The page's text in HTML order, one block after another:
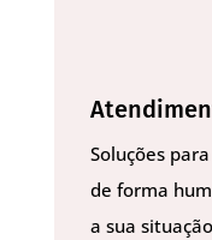
Soluções
de forma
a sua